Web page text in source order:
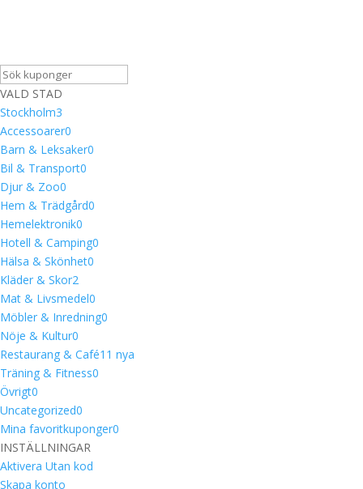
VALD STAD
Stockholm3
Accessoarer0
Barn & Leksaker0
Bil & Transport0
Djur & Zoo0
Hem & Trädgård0
Hemelektronik0
Hotell & Camping0
Hälsa & Skönhet0
Kläder & Skor2
Mat & Livsmedel0
Möbler & Inredning0
Nöje & Kultur0
Restaurang & Café1 1 nya
Träning & Fitness0
Övrigt0
Uncategorized0
Mina favoritkuponger0
INSTÄLLNINGAR
Aktivera Utan kod
Skapa konto